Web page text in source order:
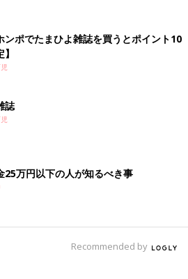
ンポでたまひよ雑誌を買うとポイント10
誌
25万円以下の人が知るべき事
Recommended by